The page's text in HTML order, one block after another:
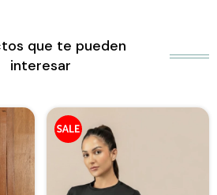
que te pueden
interesar